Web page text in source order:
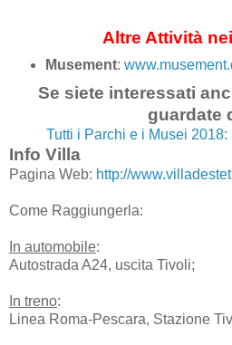
Altre Attività
Musement:
Se siete interessati
guardate
Tutti i Parchi e i Musei
Info Villa
Pagina Web: http://
Come Raggiungerla:
In automobile:
Autostrada A24, uscita Tivoli;
In treno:
Linea Roma-Pescara, Stazione